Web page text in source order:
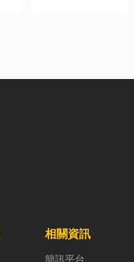
網」其實都是
關係到安全、
相關資訊
簡訊平台